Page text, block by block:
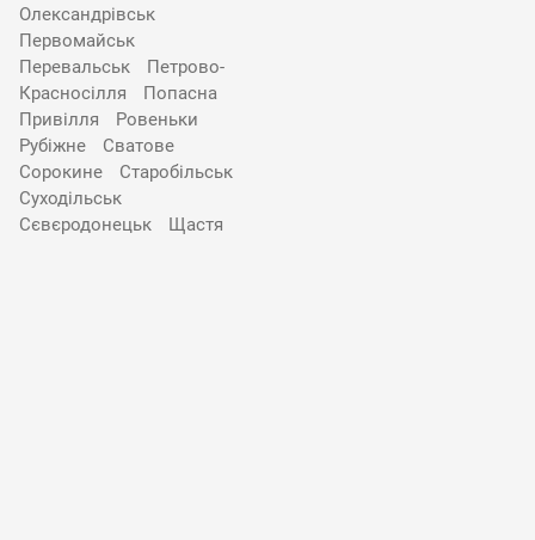
Олександрівськ
Первомайськ
Перевальськ
Петрово-
Красносілля
Попасна
Привілля
Ровеньки
Рубіжне
Сватове
Сорокине
Старобільськ
Суходільськ
Сєвєродонецьк
Щастя